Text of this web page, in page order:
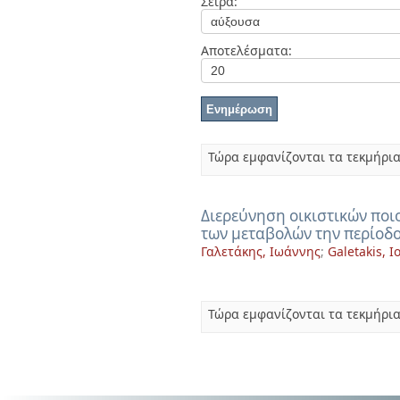
Αποτελέσματα:
Τώρα εμφανίζονται τα
Διερεύνηση οικιστικών
των μεταβολών την
Γαλετάκης, Ιωάννης; Galetakis,
Τώρα εμφανίζονται τα